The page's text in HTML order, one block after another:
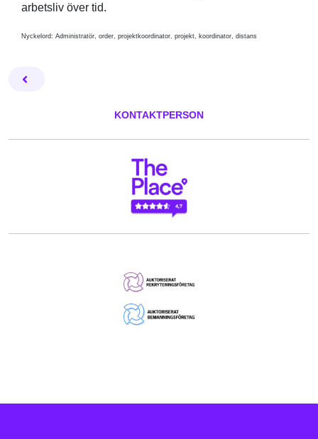
arbetsliv över tid.
Nyckelord: Administratör, order, projektkoordinator, projekt, koordinator, distans
Facebook
KONTAKTPERSON